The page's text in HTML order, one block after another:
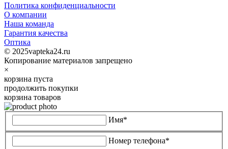
Политика конфиденциальности
О компании
Наша команда
Гарантия качества
Оптика
© 2025vapteka24.ru
Копирование материалов запрещено
×
корзина пуста
продолжить покупки
корзина товаров
Имя*
Номер телефона*